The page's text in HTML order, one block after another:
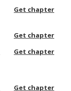
Get chapter
Get chapter
Get chapter
Get chapter